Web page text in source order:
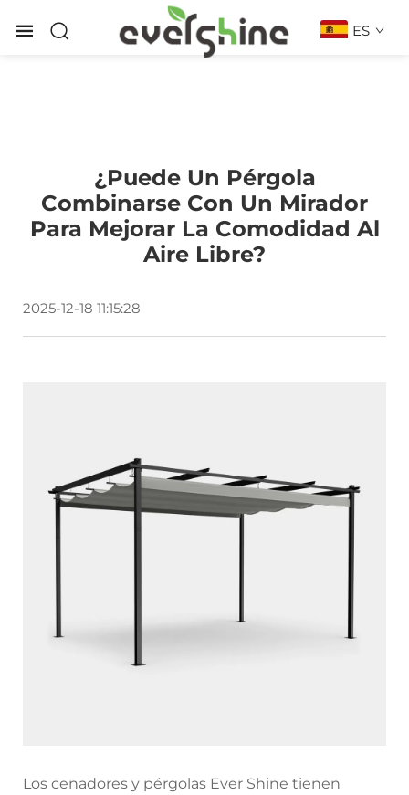
ES
¿Puede Un Pérgola
Combinarse Con Un Mirador
Para Mejorar La Comodidad Al
Aire Libre?
2025-12-18 11:15:28
Los cenadores y pérgolas Ever Shine tienen